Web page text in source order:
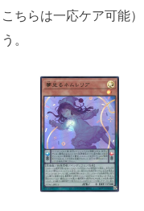
ちらは一応ケア可能
。